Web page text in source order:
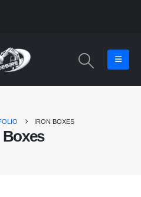
IRON BOXES